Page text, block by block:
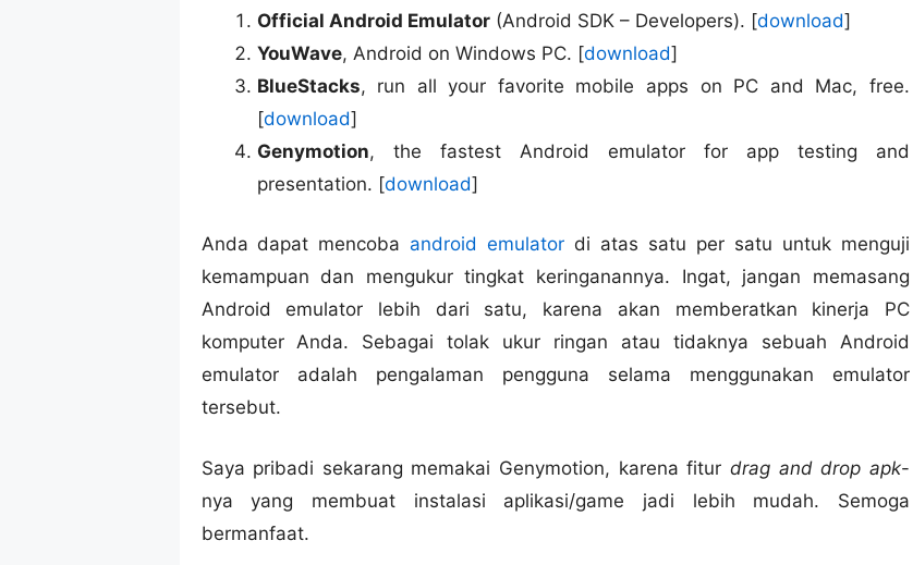
Official Android Emulator(Android SDK – Developers). [download]
YouWave, Android on Windows PC. [download]
BlueStacks, run all your favorite mobile apps on PC and Mac, free.
[download]
Genymotion, the fastest Android emulator for app testing and
presentation. [download]
Anda dapat mencoba android emulator di atas satu per satu untuk menguji
kemampuan dan mengukur tingkat keringanannya. Ingat, jangan memasang
Android emulator lebih dari satu, karena akan memberatkan kinerja PC
komputer Anda. Sebagai tolak ukur ringan atau tidaknya sebuah Android
emulator adalah pengalaman pengguna selama menggunakan emulator
tersebut.
Saya pribadi sekarang memakai Genymotion, karena fiturdrag and drop apk-
nya yang membuat instalasi aplikasi/game jadi lebih mudah. Semoga
bermanfaat.